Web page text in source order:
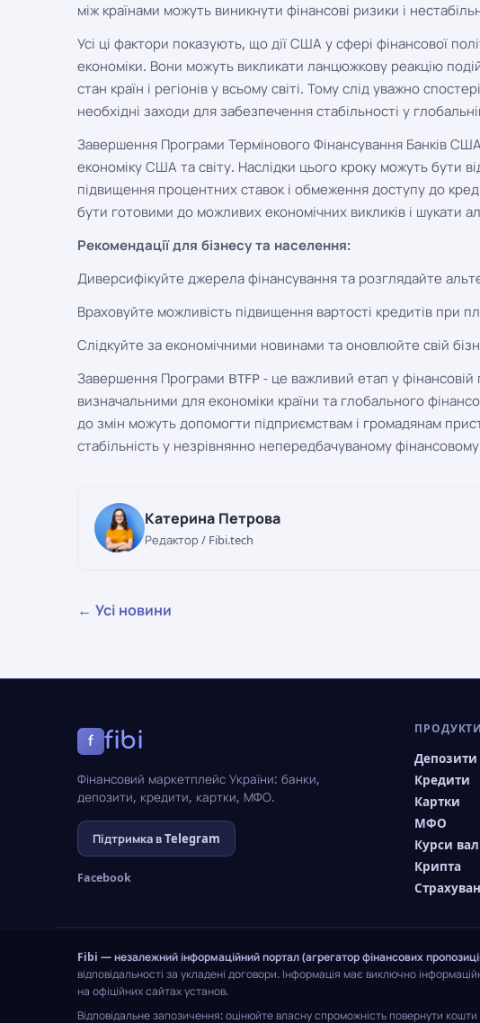
між країнами можуть виникнути фінансові ризики і
Усі ці фактори показують, що дії США у сфері фінансової
економіки. Вони можуть викликати ланцюжкову реакцію
стан країн і регіонів у всьому світі. Тому слід уважно
необхідні заходи для забезпечення стабільності у
Завершення Програми Термінового Фінансування Банків
економіку США та світу. Наслідки цього кроку можуть бути
підвищення процентних ставок і обмеження доступу до
бути готовими до можливих економічних викликів і шукати
Рекомендації для бізнесу та населення:
Диверсифікуйте джерела фінансування та розглядайте
Враховуйте можливість підвищення вартості кредитів при
Слідкуйте за економічними новинами та оновлюйте свій
Завершення Програми BTFP - це важливий етап у
визначальними для економіки країни та глобального
до змін можуть допомогти підприємствам і громадянам
стабільність у незрівнянно непередбачуваному
Катерина Петрова
Редактор / Fibi.tech
← Усі новини
f fibi
Фінансовий маркетплейс України: банки,
депозити, кредити, картки, МФО.
Підтримка в Telegram
Facebook
ПРОДУКТИ
Депозити
Кредити
Картки
МФО
Курси
Крипта
Fibi — незалежний інформаційний портал (агрегатор фінансових
відповідальності за укладені договори. Інформація має виключно
на офіційних сайтах установ.
Відповідальне запозичення: оцінюйте власну спроможність повернути